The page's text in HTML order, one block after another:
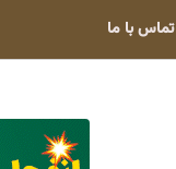
تماس با ما